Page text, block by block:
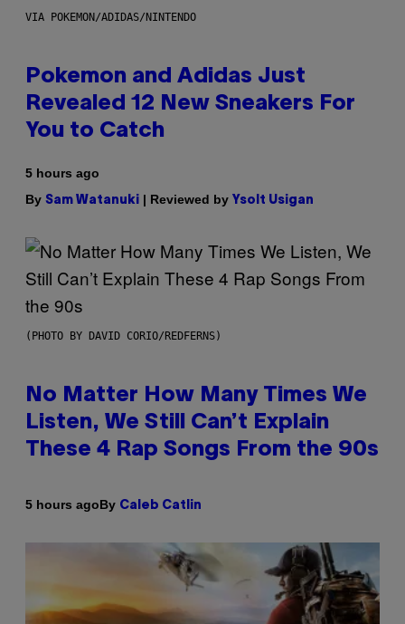
VIA POKEMON/ADIDAS/NINTENDO
Pokemon and Adidas Just
Revealed 12 New Sneakers For
You to Catch
5 hours ago
By Sam Watanuki | Reviewed by Ysolt Usigan
(PHOTO BY DAVID CORIO/REDFERNS)
No Matter How Many Times We
Listen, We Still Can’t Explain
These 4 Rap Songs From the 90s
5 hours agoBy Caleb Catlin